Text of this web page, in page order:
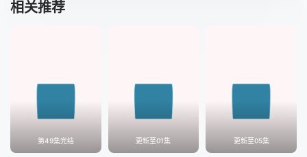
相关推荐
第49集完结 更新至01集 更新至05集